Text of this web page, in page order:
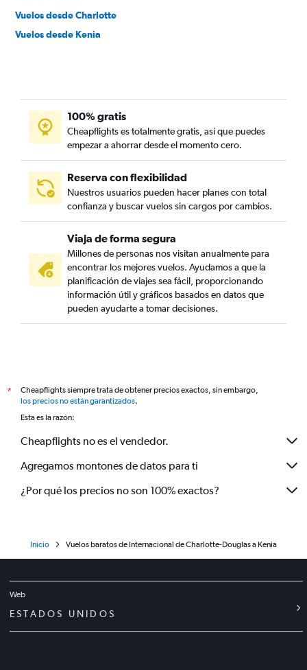
Vuelos desde Charlotte
Vuelos desde Kenia
100% gratis
Cheapflights es totalmente gratis, así que puedes
empezar a ahorrar desde el momento cero.
Reserva con flexibilidad
Nuestros usuarios pueden hacer planes con total
confianza y buscar vuelos sin cargos por cambios.
Viaja de forma segura
Millones de personas nos visitan anualmente para
encontrar los mejores vuelos. Ayudamos a que la
planificación de viajes sea fácil, proporcionando
información útil y gráficos basados en datos que
pueden ayudarte a tomar decisiones.
*
Cheapflights siempre trata de obtener precios exactos, sin embargo,
los precios no están garantizados.
Esta es la razón:
Cheapflights no es el vendedor.
Agregamos montones de datos para ti
¿Por qué los precios no son 100% exactos?
Inicio Vuelos baratos de Internacional de Charlotte-Douglas a Kenia
Web
ESTADOS UNIDOS